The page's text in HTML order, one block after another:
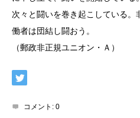
次々と闘いを巻き起こしている
働者は団結し闘おう。
（郵政非正規ユニオン・Ａ）
コメント: 0